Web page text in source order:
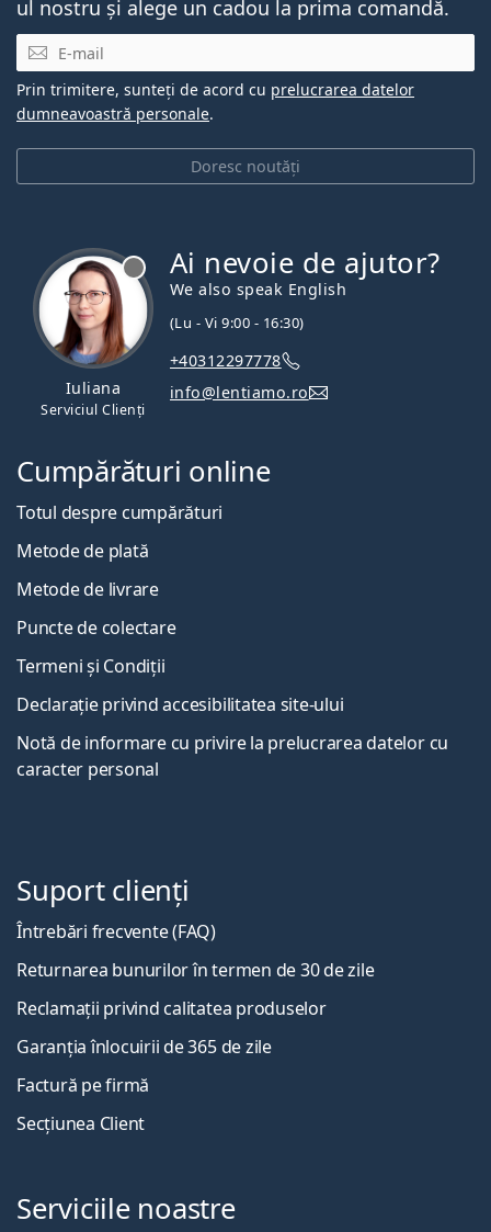
ul nostru și alege un cadou la prima comandă.
E-mail
Doresc noutăți
Prin trimitere, sunteți de acord cu prelucrarea datelor
dumneavoastră personale.
Iuliana
Serviciul Clienți
Ai nevoie de ajutor?
We also speak English
(Lu - Vi 9:00 - 16:30)
+40312297778
info@lentiamo.ro
Cumpărături online
Totul despre cumpărături
Metode de plată
Metode de livrare
Puncte de colectare
Termeni și Condiții
Declarație privind accesibilitatea site-ului
Notă de informare cu privire la prelucrarea datelor cu
caracter personal
Suport clienți
Întrebări frecvente (FAQ)
Returnarea bunurilor în termen de 30 de zile
Reclamații privind calitatea produselor
Garanția înlocuirii de 365 de zile
Factură pe firmă
Secțiunea Client
Serviciile noastre